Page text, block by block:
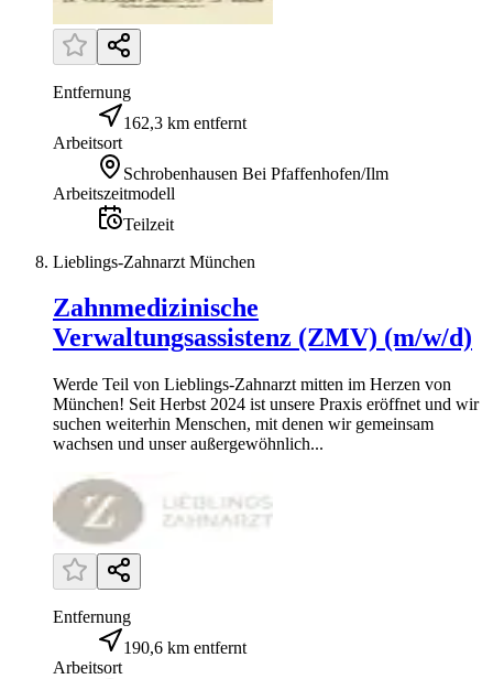
Entfernung
162,3 km entfernt
Arbeitsort
Schrobenhausen Bei Pfaffenhofen/Ilm
Arbeitszeitmodell
Teilzeit
Lieblings-Zahnarzt München
Zahnmedizinische
Verwaltungsassistenz (ZMV) (m/w/d)
Werde Teil von Lieblings-Zahnarzt mitten im Herzen von
München! Seit Herbst 2024 ist unsere Praxis eröffnet und wir
suchen weiterhin Menschen, mit denen wir gemeinsam
wachsen und unser außergewöhnlich...
Entfernung
190,6 km entfernt
Arbeitsort